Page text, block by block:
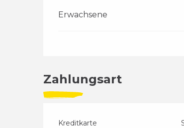
Erwachsene
Zahlungsart
Kreditkarte